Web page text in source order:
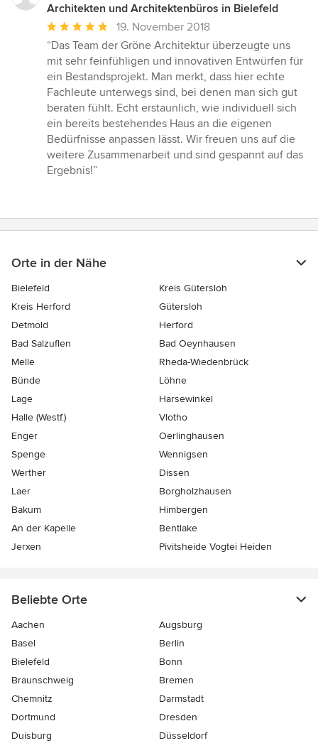
Architekten und Architektenbüros in Bielefeld
Durchschnittliche
Bewertung:
5
von
5
Sternen
19. November 2018
“Das Team der Gröne Architektur überzeugte uns
mit sehr feinfühligen und innovativen Entwürfen für
ein Bestandsprojekt. Man merkt, dass hier echte
Fachleute unterwegs sind, bei denen man sich gut
beraten fühlt. Echt erstaunlich, wie individuell sich
ein bereits bestehendes Haus an die eigenen
Bedürfnisse anpassen lässt. Wir freuen uns auf die
weitere Zusammenarbeit und sind gespannt auf das
Ergebnis!”
Orte in der Nähe
Bielefeld
Kreis Gütersloh
Kreis Herford
Gütersloh
Detmold
Herford
Bad Salzuflen
Bad Oeynhausen
Melle
Rheda-Wiedenbrück
Bünde
Löhne
Lage
Harsewinkel
Halle (Westf.)
Vlotho
Enger
Oerlinghausen
Spenge
Wennigsen
Werther
Dissen
Laer
Borgholzhausen
Bakum
Himbergen
An der Kapelle
Bentlake
Jerxen
Pivitsheide Vogtei Heiden
Beliebte Orte
Aachen
Augsburg
Basel
Berlin
Bielefeld
Bonn
Braunschweig
Bremen
Chemnitz
Darmstadt
Dortmund
Dresden
Duisburg
Düsseldorf